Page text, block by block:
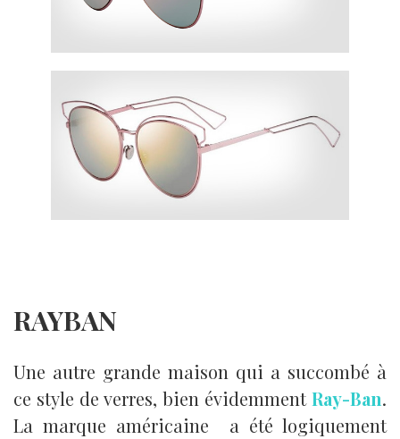
RAYBAN
Une autre grande maison qui a succombé à
ce style de verres, bien évidemmentRay-Ban.
La marque américaine a été logiquement